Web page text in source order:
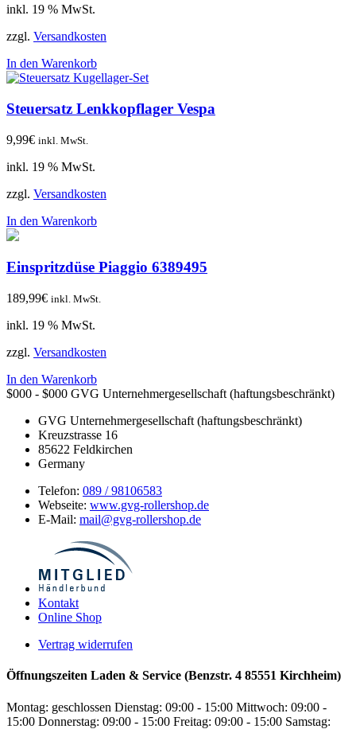
inkl. 19 % MwSt.
zzgl. Versandkosten
In den Warenkorb
Steuersatz Lenkkopflager Vespa
9,99€ inkl. MwSt.
inkl. 19 % MwSt.
zzgl. Versandkosten
In den Warenkorb
Einspritzdüse Piaggio 6389495
189,99€ inkl. MwSt.
inkl. 19 % MwSt.
zzgl. Versandkosten
In den Warenkorb
$000 - $000 GVG Unternehmergesellschaft (haftungsbeschränkt)
GVG Unternehmergesellschaft (haftungsbeschränkt)
Kreuzstrasse 16
85622 Feldkirchen
Germany
Telefon: 089 / 98106583
Webseite: www.gvg-rollershop.de
E-Mail: mail@gvg-rollershop.de
Kontakt
Online Shop
Vertrag widerrufen
Öffnungszeiten Laden & Service (Benzstr. 4 85551 Kirchheim)
Montag: geschlossen Dienstag: 09:00 - 15:00 Mittwoch: 09:00 -
15:00 Donnerstag: 09:00 - 15:00 Freitag: 09:00 - 15:00 Samstag: